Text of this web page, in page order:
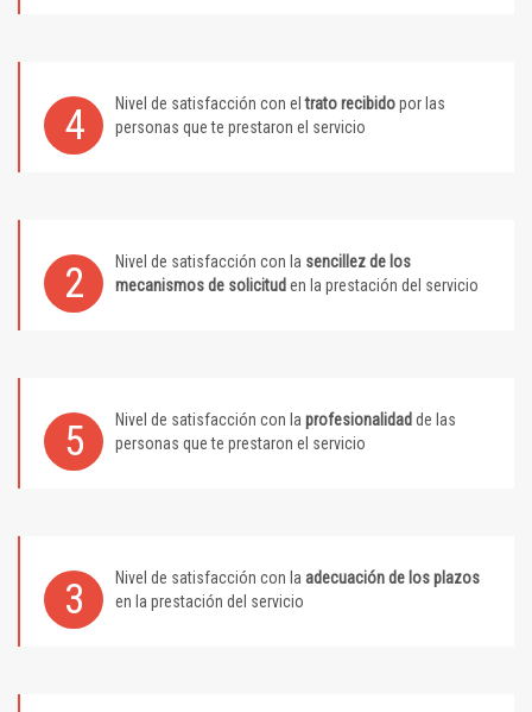
4 Nivel de satisfacción con eltrato recibidopor las
personas que te prestaron el servicio
2 Nivel de satisfacción con la sencillez de los
mecanismos de solicitud en la prestación del servicio
5 Nivel de satisfacción con la profesionalidad de las
personas que te prestaron el servicio
3 Nivel de satisfacción con la adecuación de los plazos
en la prestación del servicio